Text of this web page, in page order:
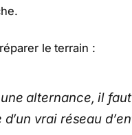
le terrain :
alternance, il
vrai réseau